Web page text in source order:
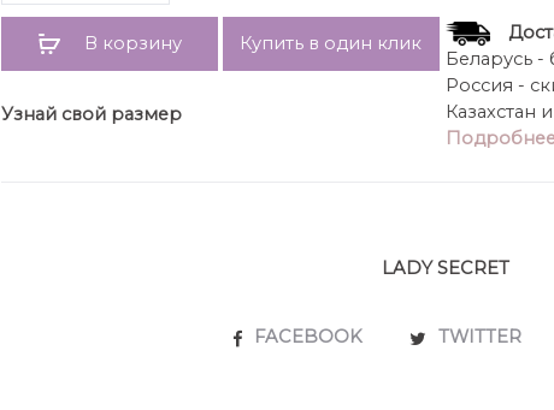
ширина болеро-30см
В корзину Купить в один клик
Узнай свой размер
Беларусь -
Россия -
Казахстан
LADY SECRET
SHARE
FACEBOOK TWITTER